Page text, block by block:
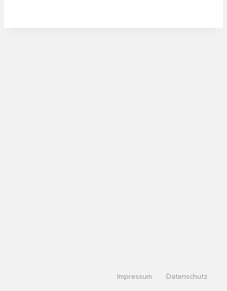
Impressum Datenschutz